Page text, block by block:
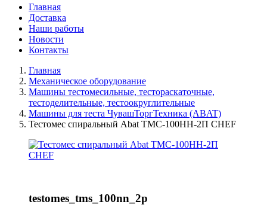
Главная
Доставка
Наши работы
Новости
Контакты
Главная
Механическое оборудование
Машины тестомесильные, тестораскаточные,
тестоделительные, тестоокруглительные
Машины для теста ЧувашТоргТехника (ABAT)
Тестомес спиральный Abat ТМС-100НН-2П CHEF
testomes_tms_100nn_2p